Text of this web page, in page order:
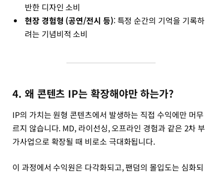
반한 디자인 소비
현장 경험형 (공연/전시 등): 특정 순간의 기억을 기록하
려는 기념비적 소비
4. 왜 콘텐츠 IP는 확장해야만 하는가?
IP의 가치는 원형 콘텐츠에서 발생하는 직접 수익에만 머무
르지 않습니다. MD, 라이선싱, 오프라인 경험과 같은 2차 부
가사업으로 확장될 때 비로소 극대화됩니다.
이 과정에서 수익원은 다각화되고, 팬덤의 몰입도는 심화되